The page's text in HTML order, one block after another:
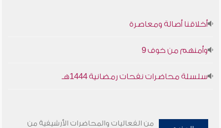
أخلاقنا أصالة ومعاصرة
وأمنهم من خوف 9
سلسلة محاضرات نفحات رمضانية 1444هـ
من الفعاليات والمحاضرات الأرشيفية من